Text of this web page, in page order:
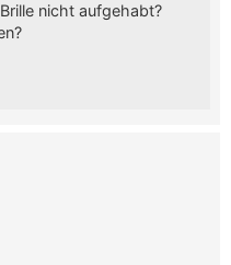
nicht aufgehabt?